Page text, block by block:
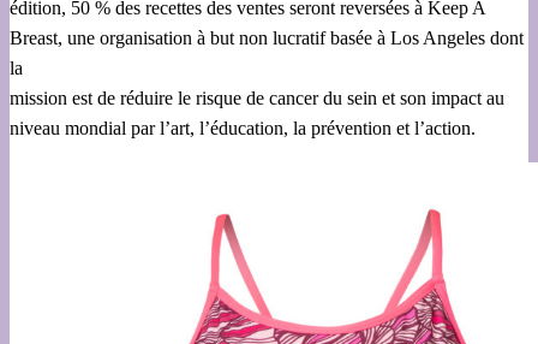
édition, 50 % des recettes des ventes seront reversées à Keep A
Breast, une organisation à but non lucratif basée à Los Angeles dont
la
mission est de réduire le risque de cancer du sein et son impact au
niveau mondial par l’art, l’éducation, la prévention et l’action.